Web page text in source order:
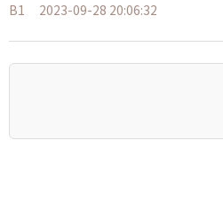
B1
2023-09-28 20:06:32